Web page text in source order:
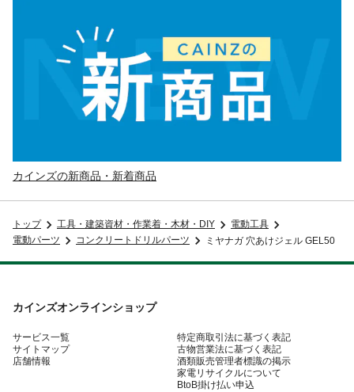
カインズの新商品・新着商品
トップ 工具・建築資材・作業着・木材・DIY
電動工具
電動パーツ
コンクリートドリルパーツ ミヤナガ 穴あけジェル GEL50
カインズオンラインショップ
サービス一覧
サイトマップ
店舗情報
特定商取引法に基づく表記
古物営業法に基づく表記
酒類販売管理者標識の掲示
家電リサイクルについて
BtoB掛け払い申込